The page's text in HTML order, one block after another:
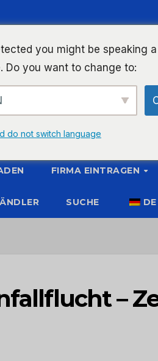
FIRMA EINTRAGEN
SUCHE DE
–
you might be speaking
Do you want to change to:
do not switch language